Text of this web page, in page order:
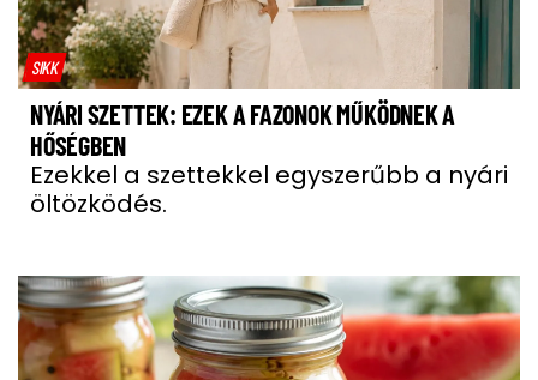
SIKK
NYÁRI SZETTEK: EZEK A FAZONOK MŰKÖDNEK A
HŐSÉGBEN
Ezekkel a szettekkel egyszerűbb a nyári
öltözködés.